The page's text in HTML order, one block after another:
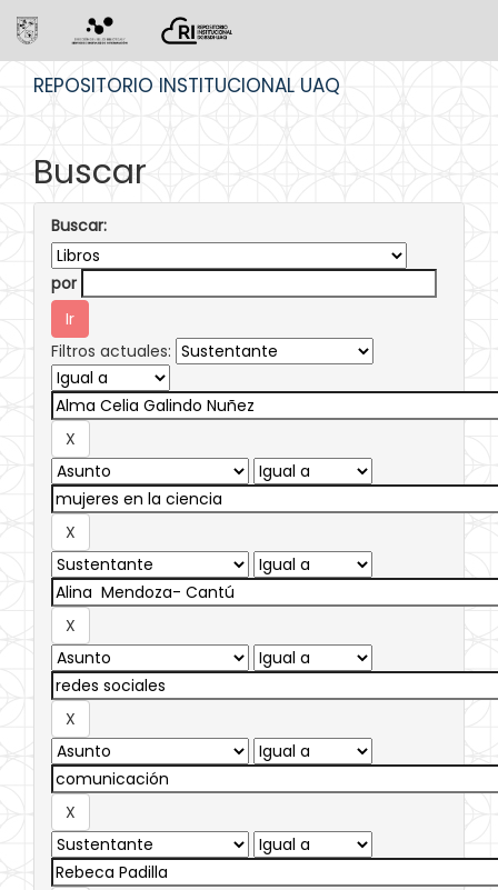
REPOSITORIO INSTITUCIONAL UAQ
Buscar
Buscar:
por
Filtros actuales: